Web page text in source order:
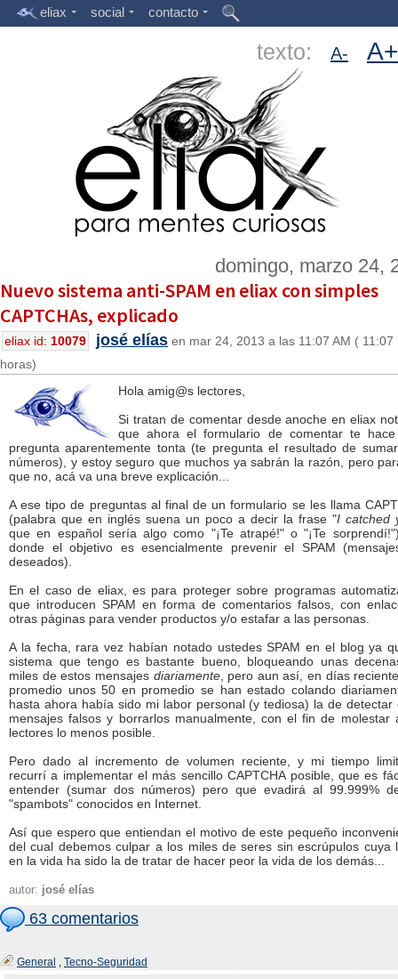
eliax social contacto
texto: A- A+
domingo, marzo 24,
Nuevo sistema anti-SPAM en eliax con simples
CAPTCHAs, explicado
eliax id: 10079 josé elías en mar 24, 2013 a las 11:07 AM ( 11:07
horas)
Hola amig@s lectores,
Si tratan de comentar desde anoche en eliax
que ahora el formulario de comentar te
pregunta aparentemente tonta (te pregunta el resultado de
números), y estoy seguro que muchos ya sabrán la razón, pero
que no, acá va una breve explicación...
A ese tipo de preguntas al final de un formulario se les llama
(palabra que en inglés suena un poco a decir la frase "I catched
que en español sería algo como "¡Te atrapé!" o "¡Te
donde el objetivo es esencialmente prevenir el SPAM
deseados).
En el caso de eliax, es para proteger sobre programas
que introducen SPAM en forma de comentarios falsos, con
otras páginas para vender productos y/o estafar a las personas.
A la fecha, rara vez habían notado ustedes SPAM en el blog ya
sistema que tengo es bastante bueno, bloqueando unas
miles de estos mensajes diariamente, pero aun así, en días
promedio unos 50 en promedio se han estado colando
hasta ahora había sido mi labor personal (y tediosa) la de detectar
mensajes falsos y borrarlos manualmente, con el fin de molestar
lectores lo menos posible.
Pero dado al incremento de volumen reciente, y mi tiempo
recurrí a implementar el más sencillo CAPTCHA posible, que es
entender (sumar dos números) pero que evadirá al 99.999%
"spambots" conocidos en Internet.
Así que espero que entiendan el motivo de este pequeño
del cual debemos culpar a los miles de seres sin escrúpulos cuya
en la vida ha sido la de tratar de hacer peor la vida de los demás...
autor: josé elías
63 comentarios
General , Tecno-Seguridad